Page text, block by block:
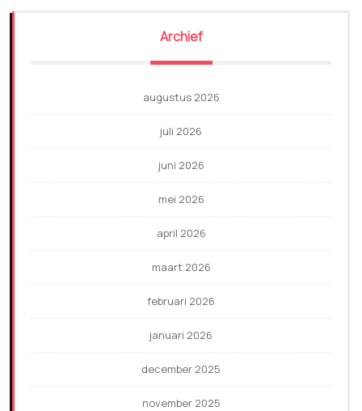
Archief
augustus 2026
juli 2026
juni 2026
mei 2026
april 2026
maart 2026
februari 2026
januari 2026
december 2025
november 2025